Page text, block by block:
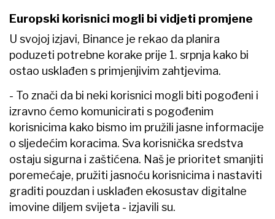
Europski korisnici mogli bi vidjeti promjene
U svojoj izjavi, Binance je rekao da planira
poduzeti potrebne korake prije 1. srpnja kako bi
ostao usklađen s primjenjivim zahtjevima.
- To znači da bi neki korisnici mogli biti pogođeni i
izravno ćemo komunicirati s pogođenim
korisnicima kako bismo im pružili jasne informacije
o sljedećim koracima. Sva korisnička sredstva
ostaju sigurna i zaštićena. Naš je prioritet smanjiti
poremećaje, pružiti jasnoću korisnicima i nastaviti
graditi pouzdan i usklađen ekosustav digitalne
imovine diljem svijeta - izjavili su.